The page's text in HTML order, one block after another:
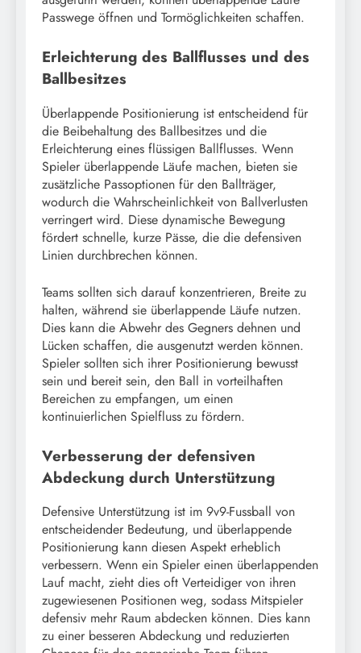
Passwege öffnen und Tormöglichkeiten schaffen.
Erleichterung des Ballflusses und des
Ballbesitzes
Überlappende Positionierung ist entscheidend für
die Beibehaltung des Ballbesitzes und die
Erleichterung eines flüssigen Ballflusses. Wenn
Spieler überlappende Läufe machen, bieten sie
zusätzliche Passoptionen für den Ballträger,
wodurch die Wahrscheinlichkeit von Ballverlusten
verringert wird. Diese dynamische Bewegung
fördert schnelle, kurze Pässe, die die defensiven
Linien durchbrechen können.
Teams sollten sich darauf konzentrieren, Breite zu
halten, während sie überlappende Läufe nutzen.
Dies kann die Abwehr des Gegners dehnen und
Lücken schaffen, die ausgenutzt werden können.
Spieler sollten sich ihrer Positionierung bewusst
sein und bereit sein, den Ball in vorteilhaften
Bereichen zu empfangen, um einen
kontinuierlichen Spielfluss zu fördern.
Verbesserung der defensiven
Abdeckung durch Unterstützung
Defensive Unterstützung ist im 9v9-Fussball von
entscheidender Bedeutung, und überlappende
Positionierung kann diesen Aspekt erheblich
verbessern. Wenn ein Spieler einen überlappenden
Lauf macht, zieht dies oft Verteidiger von ihren
zugewiesenen Positionen weg, sodass Mitspieler
defensiv mehr Raum abdecken können. Dies kann
zu einer besseren Abdeckung und reduzierten